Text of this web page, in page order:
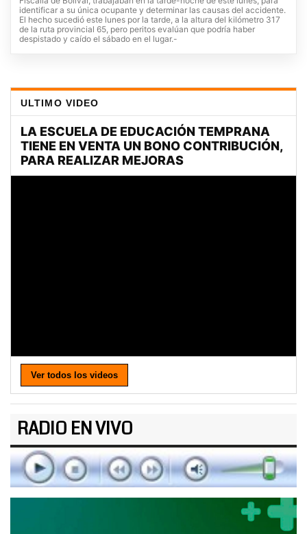
identificar a su única ocupante y determinar las causas del accidente.
El hecho sucedió este lunes por la tarde, a la altura del kilómetro 317
de la ruta provincial 65, pero peritos evalúan que podría haber
despistado y caído el sábado en el lugar.-
ULTIMO VIDEO
Ver todos los videos
RADIO EN VIVO